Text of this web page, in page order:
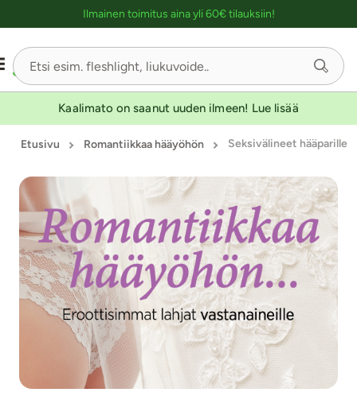
Ilmainen toimitus aina yli 60€ tilauksiin!
Kaalimato on saanut uuden ilmeen! Lue lisää
Etusivu Romantiikkaa hääyöhön Seksivälineet hääparille
Sivu 1/3